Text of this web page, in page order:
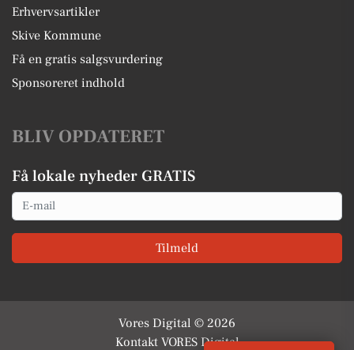
Erhvervsartikler
Skive Kommune
Få en gratis salgsvurdering
Sponsoreret indhold
BLIV OPDATERET
Få lokale nyheder GRATIS
Email
Tilmeld
Vores Digital © 2026
Kontakt VORES Digital